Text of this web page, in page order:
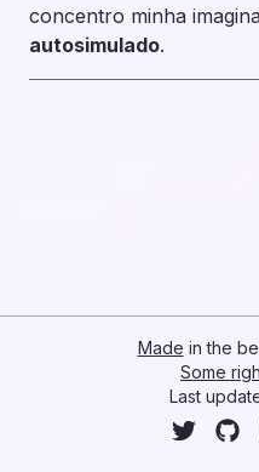
concentro minha
autosimulado.
Made in the
Some
Last